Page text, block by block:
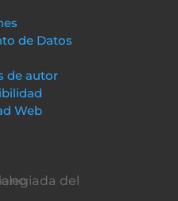
de Datos
de autor
Web